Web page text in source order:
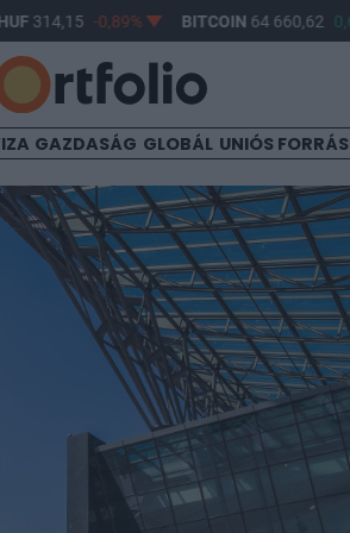
-0,89% BITCOIN64 660,62 0,62%
GAZDASÁG GLOBÁL UNIÓS